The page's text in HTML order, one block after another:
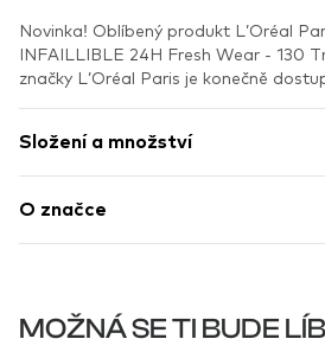
Novinka! Oblíbený produkt L’Oréal
INFAILLIBLE 24H Fresh Wear - 130
značky L’Oréal Paris je konečně
Složení a množství
O značce
MOŽNÁ SE TI BUDE